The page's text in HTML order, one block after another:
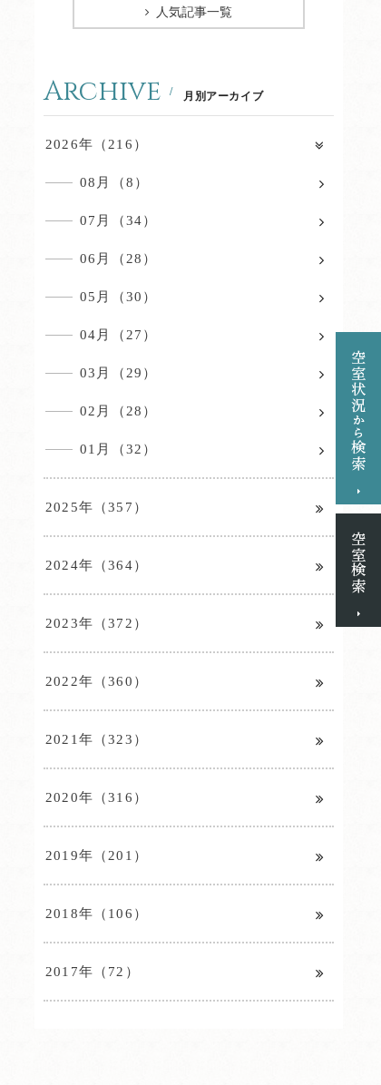
人気記事一覧
Archive 月別アーカイブ
2026年（216）
08月（8）
07月（34）
06月（28）
05月（30）
04月（27）
03月（29）
02月（28）
01月（32）
2025年（357）
2024年（364）
2023年（372）
2022年（360）
2021年（323）
2020年（316）
2019年（201）
2018年（106）
2017年（72）